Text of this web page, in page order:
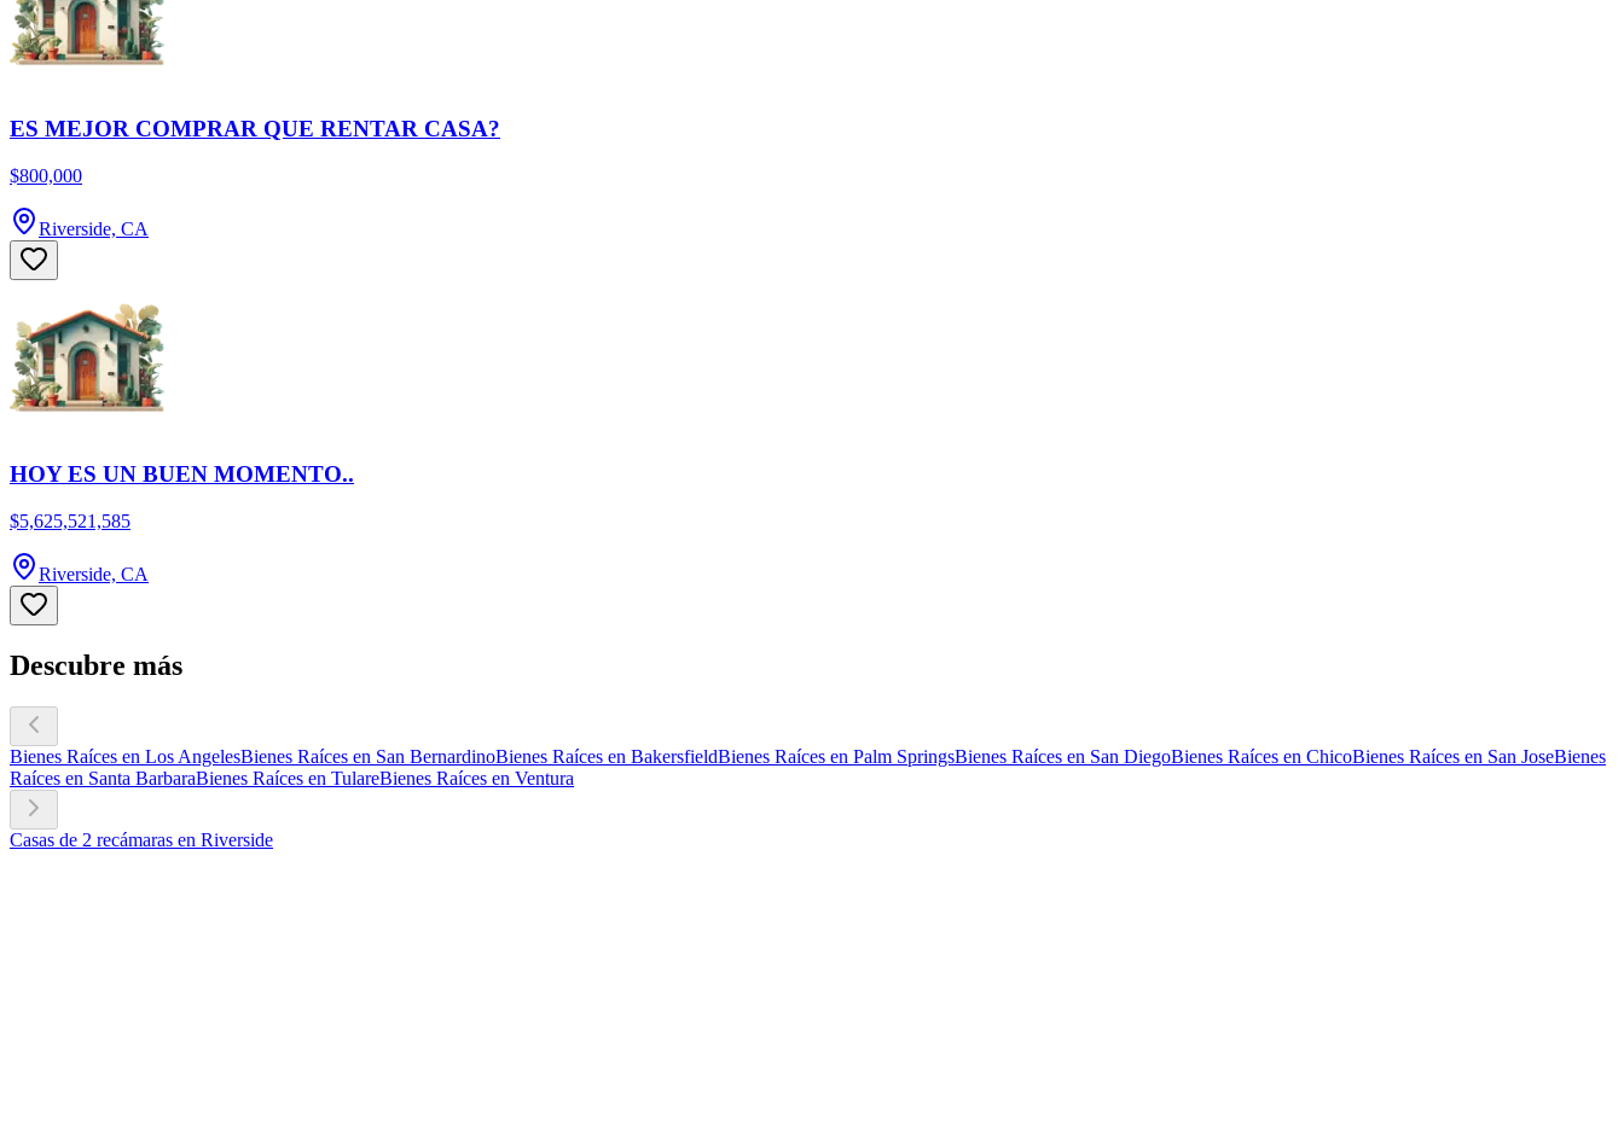
ES MEJOR COMPRAR QUE RENTAR CASA?
$800,000
Riverside, CA
HOY ES UN BUEN MOMENTO..
$5,625,521,585
Riverside, CA
Descubre más
Bienes Raíces en Los AngelesBienes Raíces en San BernardinoBienes Raíces en BakersfieldBienes Raíces en Palm SpringsBienes Raíces en San DiegoBienes Raíces en ChicoBienes Raíces en San JoseBienes
Raíces en Santa BarbaraBienes Raíces en TulareBienes Raíces en Ventura
Casas de 2 recámaras en Riverside